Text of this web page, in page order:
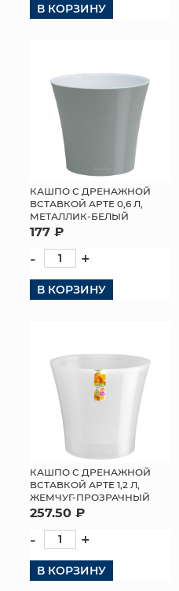
В КОРЗИНУ
КАШПО С ДРЕНАЖНОЙ
ВСТАВКОЙ АРТЕ 0,6 Л,
МЕТАЛЛИК-БЕЛЫЙ
177 ₽
- +
В КОРЗИНУ
КАШПО С ДРЕНАЖНОЙ
ВСТАВКОЙ АРТЕ 1,2 Л,
ЖЕМЧУГ-ПРОЗРАЧНЫЙ
257.50 ₽
- +
В КОРЗИНУ